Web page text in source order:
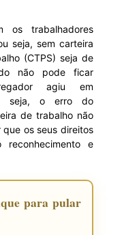
os trabalhadores
seja, sem carteira
(CTPS) seja de
não pode ficar
agiu em
seja, o erro do
de trabalho não
os seus direitos
e
para pular